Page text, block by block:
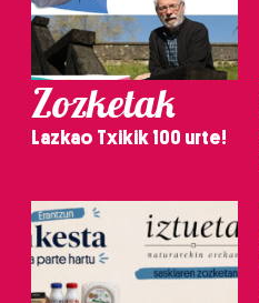
Zozketak
Lazkao Txikik 100 urte!